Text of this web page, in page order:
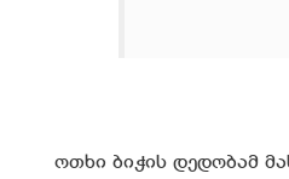
ოთხი ბიჭის დედობამ